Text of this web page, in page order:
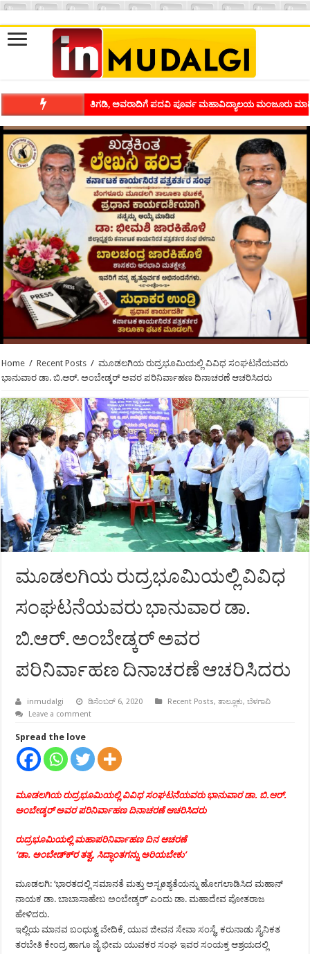
ಶಿವಾಪುರದಲ್ಲಿ ಕವಿಗೋಷ್ಠಿಯ ಸಂಭ್ರಮ ಭಾವನೆಗಳನ್ನು ಕಟ್ಟಿಕೊಡುವ
Home / Recent Posts / ಮೂಡಲಗಿಯ ರುದ್ರಭೂಮಿಯಲ್ಲಿ ವಿವಿಧ ಸಂಘಟನೆಯವರು
ಭಾನುವಾರ ಡಾ. ಬಿ.ಆರ್. ಅಂಬೇಡ್ಕರ್ ಅವರ ಪರಿನಿರ್ವಾಹಣ ದಿನಾಚರಣೆ ಆಚರಿಸಿದರು
ಮೂಡಲಗಿಯ ರುದ್ರಭೂಮಿಯಲ್ಲಿ ವಿವಿಧ
ಸಂಘಟನೆಯವರು ಭಾನುವಾರ ಡಾ.
ಬಿ.ಆರ್. ಅಂಬೇಡ್ಕರ್ ಅವರ
ಪರಿನಿರ್ವಾಹಣ ದಿನಾಚರಣೆ ಆಚರಿಸಿದರು
inmudalgi ಡಿಸೆಂಬರ್ 6, 2020 Recent Posts,ತಾಲ್ಲೂಕು,ಬೆಳಗಾವಿ
Leave a comment
Spread the love
ಮೂಡಲಗಿಯ ರುದ್ರಭೂಮಿಯಲ್ಲಿ ವಿವಿಧ ಸಂಘಟನೆಯವರು ಭಾನುವಾರ ಡಾ. ಬಿ.ಆರ್.
ಅಂಬೇಡ್ಕರ್ ಅವರ ಪರಿನಿರ್ವಾಹಣ ದಿನಾಚರಣೆ ಆಚರಿಸಿದರು
ರುದ್ರಭೂಮಿಯಲ್ಲಿ ಮಹಾಪರಿನಿರ್ವಾಹಣ ದಿನ ಆಚರಣೆ
‘ಡಾ. ಅಂಬೇಡ್ಕ್‍ರ ತತ್ವ, ಸಿದ್ಧಾಂತಗನ್ನು ಅರಿಯಬೇಕು’
ಮೂಡಲಗಿ: ‘ಭಾರತದಲ್ಲಿ ಸಮಾನತೆ ಮತ್ತು ಅಸ್ಪøಶ್ಯತೆಯನ್ನು ಹೋಗಲಾಡಿಸಿದ ಮಹಾನ್
ನಾಯಕ ಡಾ. ಬಾಬಾಸಾಹೇಬ ಅಂಬೇಡ್ಕರ್’ ಎಂದು ಡಾ. ಮಹಾದೇವ ಪೋತರಾಜ
ಹೇಳಿದರು.
ಇಲ್ಲಿಯ ಮಾನವ ಬಂಧುತ್ವ ವೇದಿಕೆ, ಯುವ ಜೀವನ ಸೇವಾ ಸಂಸ್ಥೆ, ಕರುನಾಡು ಸೈನಿಕತ
ತರಬೇತಿ ಕೇಂದ್ರ ಹಾಗೂ ಜೈ ಭೀಮ ಯುವಕರ ಸಂಘ ಇವರ ಸಂಯಕ್ತ ಆಶ್ರಯದಲ್ಲಿ